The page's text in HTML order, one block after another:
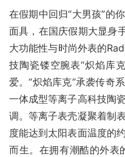
在假期中回归“大男孩”的
面具，在国庆假期大显身
大功能性与时尚外表的
技陶瓷镂空腕表“炽焰库
爱。“炽焰库克”承袭传奇
一体成型等离子高科技陶
调。等离子表壳凝聚着制
度能达到太阳表面温度的
而生。在拥有潮酷的外表